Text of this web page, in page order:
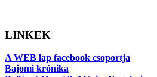
LINKEK
A WEB lap facebook csoportja
Bajomi krónika